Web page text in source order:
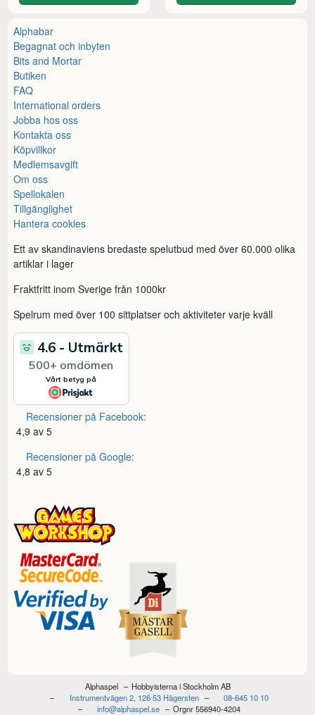
Alphabar
Begagnat och inbyten
Bits and Mortar
Butiken
FAQ
International orders
Jobba hos oss
Kontakta oss
Köpvillkor
Medlemsavgift
Om oss
Spellokalen
Tillgänglighet
Hantera cookies
Ett av skandinaviens bredaste spelutbud med över 60.000 olika
artiklar i lager
Fraktfritt inom Sverige från 1000kr
Spelrum med över 100 sittplatser och aktiviteter varje kväll
Recensioner på Facebook:
4,9 av 5
Recensioner på Google:
4,8 av 5
Alphaspel
Hobbyisterna i Stockholm AB
Instrumentvägen 2, 126 53 Hägersten
08-645 10 10
info@alphaspel.se
Orgnr 556940-4204